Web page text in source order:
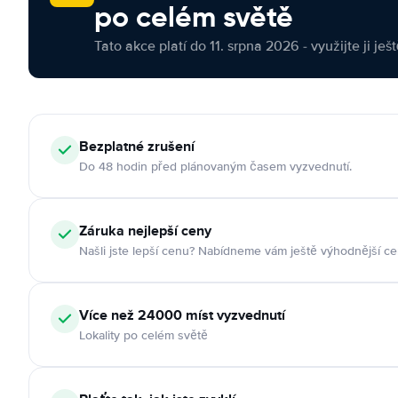
po celém světě
Tato akce platí do 11. srpna 2026 - využijte ji
Bezplatné zrušení
Do 48 hodin před plánovaným časem vyzvednutí.
Záruka nejlepší ceny
Našli jste lepší cenu? Nabídneme vám ještě výhodnější
Více než 24000 míst vyzvednutí
Lokality po celém světě